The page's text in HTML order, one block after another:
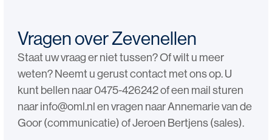
Vragen over Zevenellen
Staat uw vraag er niet tussen? Of wilt u meer
weten? Neemt u gerust contact met ons op. U
kunt bellen naar 0475-426242 of een mail sturen
naar info@oml.nl en vragen naar Annemarie van de
Goor (communicatie) of Jeroen Bertjens (sales).